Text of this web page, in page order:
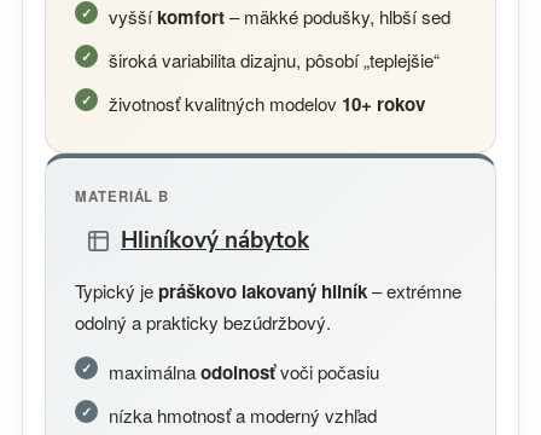
vyššíkomfort– mäkké podušky, hlbší sed
široká variabilita dizajnu, pôsobí „teplejšie“
životnosť kvalitných modelov 10+ rokov
MATERIÁL B
Hliníkový nábytok
Typický jepráškovo lakovaný hliník– extrémne
odolný a prakticky bezúdržbový.
maximálnaodolnosťvoči počasiu
nízka hmotnosť a moderný vzhľad